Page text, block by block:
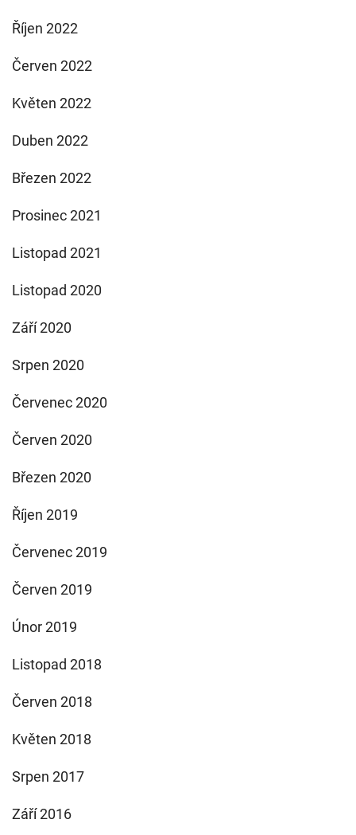
Říjen 2022
Červen 2022
Květen 2022
Duben 2022
Březen 2022
Prosinec 2021
Listopad 2021
Listopad 2020
Září 2020
Srpen 2020
Červenec 2020
Červen 2020
Březen 2020
Říjen 2019
Červenec 2019
Červen 2019
Únor 2019
Listopad 2018
Červen 2018
Květen 2018
Srpen 2017
Září 2016